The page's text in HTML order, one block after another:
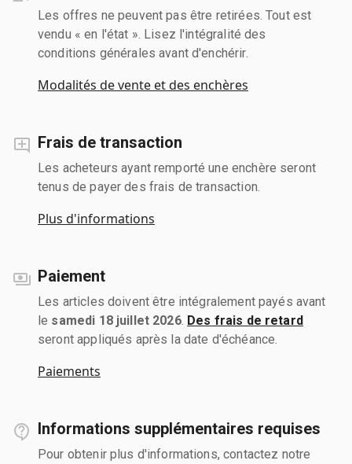
Les offres ne peuvent pas être retirées. Tout est
vendu « en l'état ». Lisez l'intégralité des
conditions générales avant d'enchérir.
Modalités de vente et des enchères
Frais de transaction
Les acheteurs ayant remporté une enchère seront
tenus de payer des frais de transaction.
Plus d'informations
Paiement
Les articles doivent être intégralement payés avant
le samedi 18 juillet 2026. Des frais de retard
seront appliqués après la date d'échéance.
Paiements
Informations supplémentaires requises
Pour obtenir plus d'informations, contactez notre